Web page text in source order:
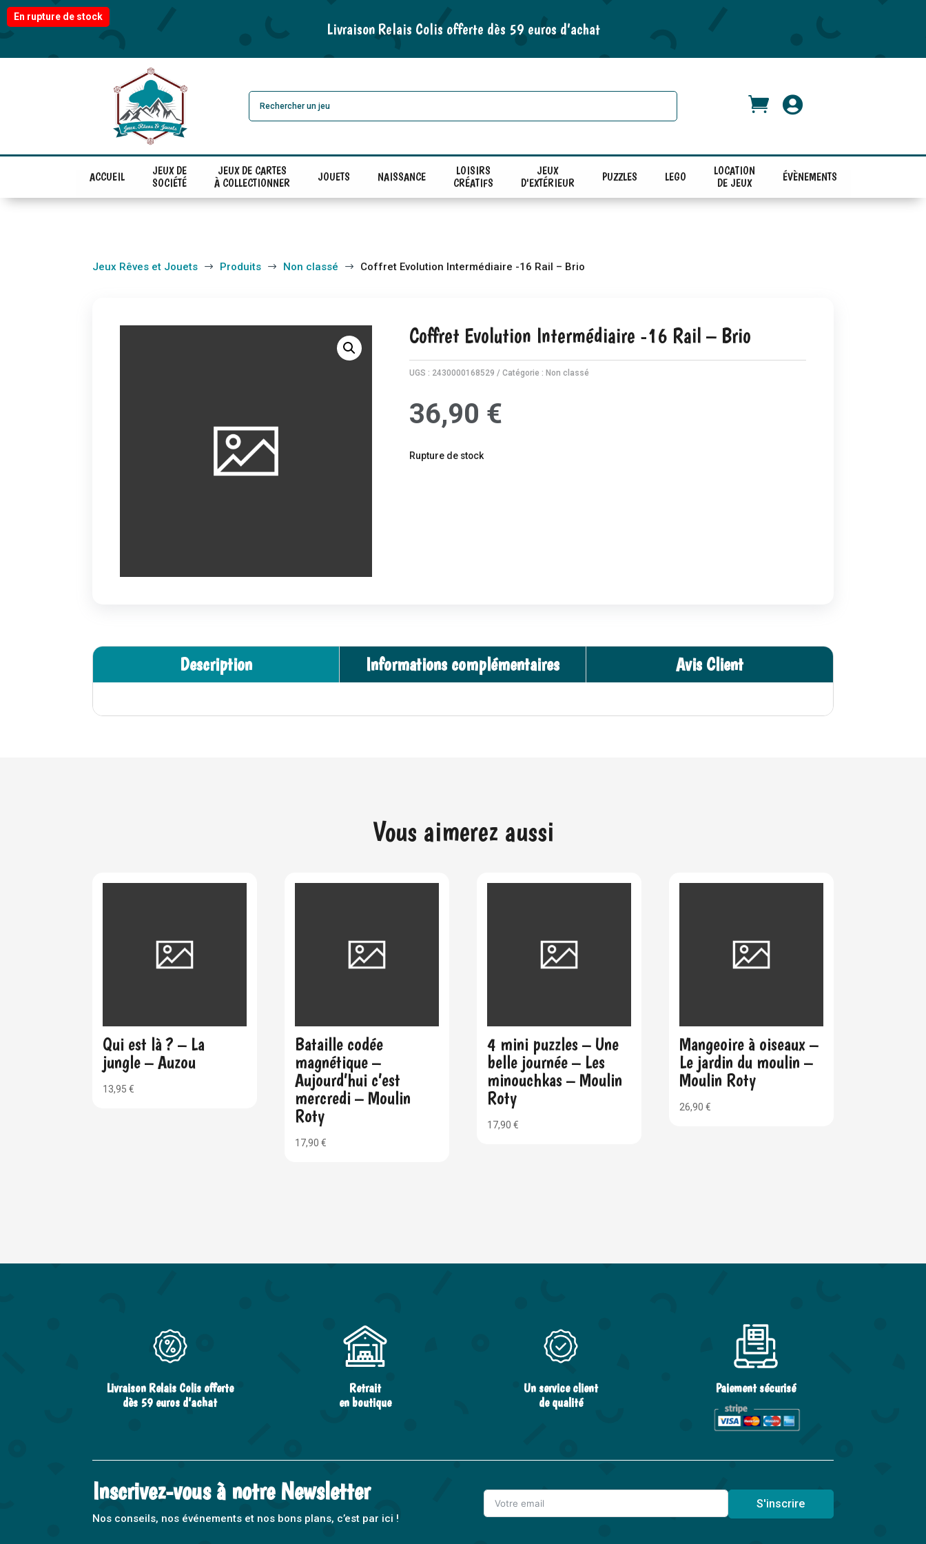
Livraison Relais Colis offerte dès 59 euros d’achat
 
ACCUEIL
JEUX DE
SOCIÉTÉ
JEUX DE CARTES
À COLLECTIONNER
JOUETS NAISSANCE
LOISIRS
CRÉATIFS
JEUX
D'EXTÉRIEUR
PUZZLES LEGO
LOCATION
DE JEUX
ÉVÈNEMENTS
En rupture de stock
Jeux Rêves et Jouets $ Produits $ Non classé $ Coffret Evolution Intermédiaire -16 Rail – Brio
Coffret Evolution Intermédiaire -16 Rail – Brio
UGS : 2430000168529 Catégorie : Non classé
36,90 €
Rupture de stock
Description Informations complémentaires Avis Client
Vous aimerez aussi
Qui est là ? – La
jungle – Auzou
13,95€
Bataille codée
magnétique –
Aujourd’hui c’est
mercredi – Moulin
Roty
17,90€
4 mini puzzles – Une
belle journée – Les
minouchkas – Moulin
Roty
17,90€
Mangeoire à oiseaux –
Le jardin du moulin –
Moulin Roty
26,90€
Livraison Relais Colis offerte
dès 59 euros d’achat
Retrait
en boutique
Un service client
de qualité
Paiement sécurisé
Inscrivez-vous à notre Newsletter
Nos conseils, nos événements et nos bons plans, c’est par ici !
S'inscrire